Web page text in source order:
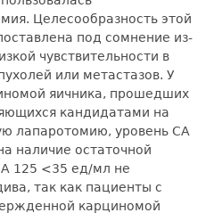
Целесообразность этой
под сомнение из-
чувствительности в
или метастазов. У
яичника, прошедших
кандидатами на
лапаротомию, уровень СА
наличие остаточной
125 <35 ед/мл не
так как пациенты с
карциномой